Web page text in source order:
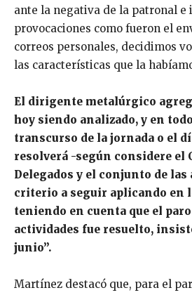
ante la negativa de la patronal e
provocaciones como fueron el
correos personales, decidimos
las características que la
El dirigente metalúrgico
hoy siendo analizado, y en
transcurso de la jornada o el
resolverá -según considere el
Delegados y el conjunto de las
criterio a seguir aplicando en
teniendo en cuenta que el
actividades fue resuelto,
junio”.
Martínez destacó que, para el